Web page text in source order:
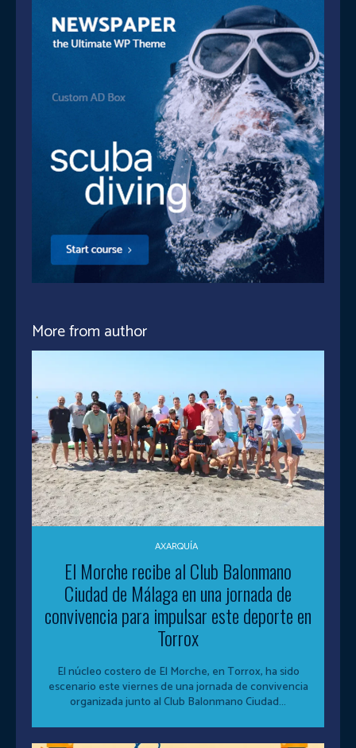
More from author
AXARQUÍA
El Morche recibe al Club Balonmano
Ciudad de Málaga en una jornada de
convivencia para impulsar este deporte en
Torrox
El núcleo costero de El Morche, en Torrox, ha sido
escenario este viernes de una jornada de convivencia
organizada junto al Club Balonmano Ciudad...